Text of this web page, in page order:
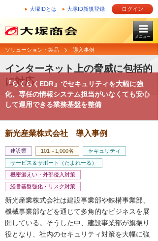
大塚IDとは 大塚ID新規登録 ログイン
メニュー
ソリューション・製品 導入事例
インターネット上の脅威に包括的
に対応
『らくらくEDR』でセキュリティを大幅に強
化、専任の情報システム担当がいなくても安心
して運用できる業務基盤を整備
新光産業株式会社 導入事例
建設業 101～1,000名
セキュリティ
サービス＆サポート（たよれーる）
機密漏えい・外部侵入対策
経営基盤強化・リスク対策
新光産業株式会社は建設事業部や鉄構事業部、
機械事業部などを通じて多角的なビジネスを展
開している。そうした中、建設事業部が旗振り
役となり、社内のセキュリティ対策を大幅に強